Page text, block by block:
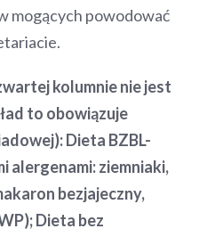
mogących powodować
kolumnie nie jest
to obowiązuje
Dieta BZBL-
alergenami: ziemniaki,
bezjajeczny,
Dieta bez